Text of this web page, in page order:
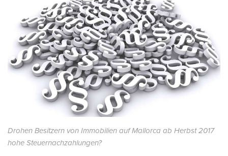
Drohen Besitzern von Immobilien auf Mallorca ab Herbst 2017
hohe Steuernachzahlungen?